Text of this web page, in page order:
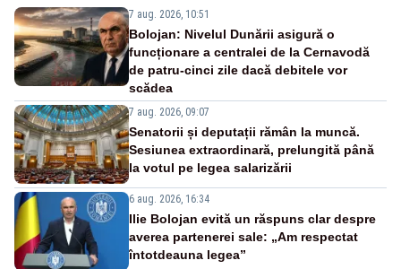
7 aug. 2026, 10:51
Bolojan: Nivelul Dunării asigură o
funcționare a centralei de la Cernavodă
de patru-cinci zile dacă debitele vor
scădea
7 aug. 2026, 09:07
Senatorii și deputații rămân la muncă.
Sesiunea extraordinară, prelungită până
la votul pe legea salarizării
6 aug. 2026, 16:34
Ilie Bolojan evită un răspuns clar despre
averea partenerei sale: „Am respectat
întotdeauna legea”